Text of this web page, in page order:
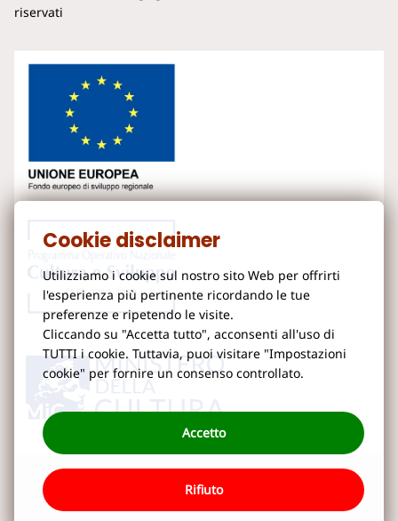
Cookie disclaimer
Utilizziamo i cookie sul nostro sito Web per offrirti
l'esperienza più pertinente ricordando le tue
preferenze e ripetendo le visite.
Cliccando su "Accetta tutto", acconsenti all'uso di
TUTTI i cookie. Tuttavia, puoi visitare "Impostazioni
cookie" per fornire un consenso controllato.
Accetto
Rifiuto
riservati